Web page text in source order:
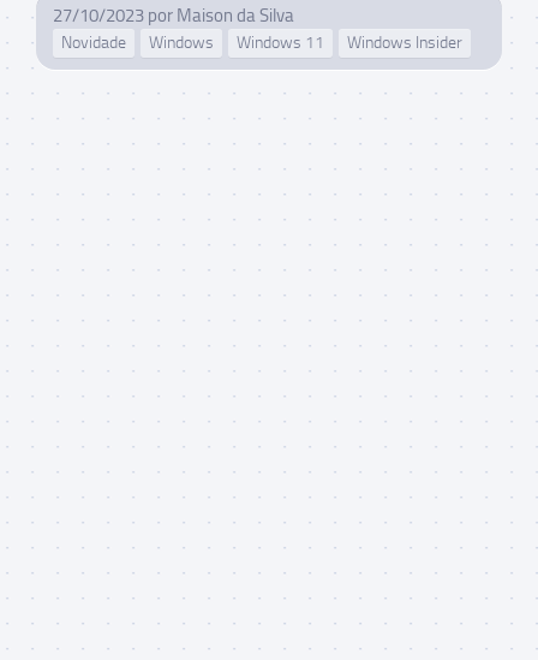
27/10/2023 por Maison da Silva
Novidade Windows Windows 11 Windows Insider